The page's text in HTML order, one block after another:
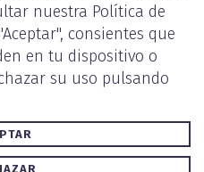
Y COOKIES
LEGAL
nuestra Política de
consientes que
en tu dispositivo o
su uso pulsando